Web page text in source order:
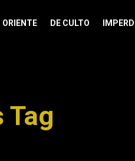
ORIENTE DE CULTO
Tag